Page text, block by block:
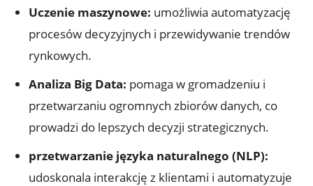
Uczenie maszynowe: umożliwia automatyzację
procesów decyzyjnych i przewidywanie trendów
rynkowych.
Analiza Big Data: pomaga w gromadzeniu i
przetwarzaniu ogromnych zbiorów danych, co
prowadzi do lepszych decyzji strategicznych.
przetwarzanie języka naturalnego (NLP):
udoskonala interakcję z klientami i automatyzuje